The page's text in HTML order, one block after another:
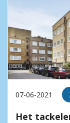
07-06-2021
Het